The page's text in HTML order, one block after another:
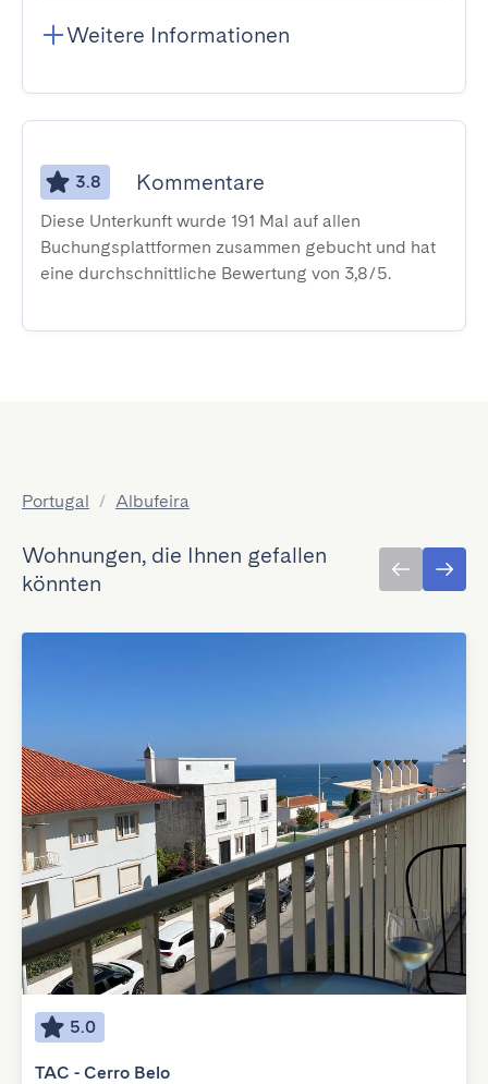
Weitere Informationen
3.8 Kommentare
Diese Unterkunft wurde 191 Mal auf allen
Buchungsplattformen zusammen gebucht und hat
eine durchschnittliche Bewertung von 3,8/5.
Portugal / Albufeira
Wohnungen, die Ihnen gefallen
könnten
5.0
TAC - Cerro Belo